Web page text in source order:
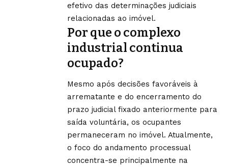
efetivo das determinações judiciais
relacionadas ao imóvel.
Por que o complexo
industrial continua
ocupado?
Mesmo após decisões favoráveis à
arrematante e do encerramento do
prazo judicial fixado anteriormente para
saída voluntária, os ocupantes
permaneceram no imóvel. Atualmente,
o foco do andamento processual
concentra-se principalmente na